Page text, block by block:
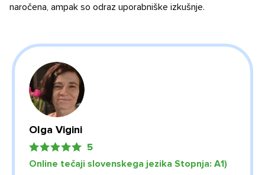
naročena, ampak so odraz uporabniške izkušnje.
Olga Vigini
5
Online tečaji slovenskega jezika Stopnja: А1)